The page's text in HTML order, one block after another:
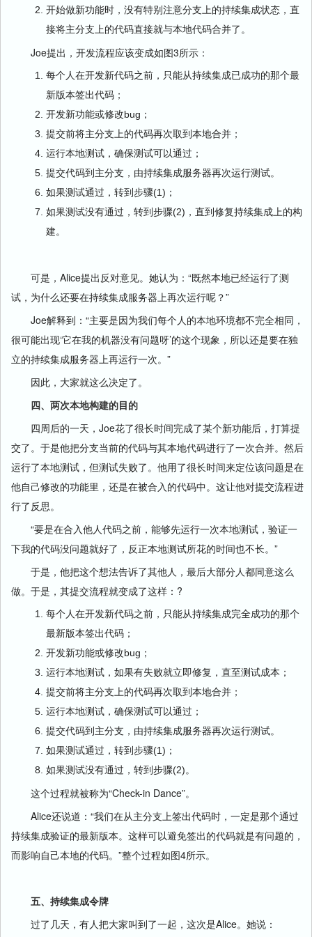
开始做新功能时，没有特别注意分支上的持续集成状态，直
接将主分支上的代码直接就与本地代码合并了。
Joe提出，开发流程应该变成如图3所示：
每个人在开发新代码之前，只能从持续集成已成功的那个最
新版本签出代码；
开发新功能或修改bug；
提交前将主分支上的代码再次取到本地合并；
运行本地测试，确保测试可以通过；
提交代码到主分支，由持续集成服务器再次运行测试。
如果测试通过，转到步骤(1)；
如果测试没有通过，转到步骤(2)，直到修复持续集成上的构
建。
可是，Alice提出反对意见。她认为：“既然本地已经运行了测
试，为什么还要在持续集成服务器上再次运行呢？”
Joe解释到：“主要是因为我们每个人的本地环境都不完全相同，
很可能出现‘它在我的机器没有问题呀’的这个现象，所以还是要在独
立的持续集成服务器上再运行一次。”
因此，大家就这么决定了。
四、两次本地构建的目的
四周后的一天，Joe花了很长时间完成了某个新功能后，打算提
交了。于是他把分支当前的代码与其本地代码进行了一次合并。然后
运行了本地测试，但测试失败了。他用了很长时间来定位该问题是在
他自己修改的功能里，还是在被合入的代码中。这让他对提交流程进
行了反思。
“要是在合入他人代码之前，能够先运行一次本地测试，验证一
下我的代码没问题就好了，反正本地测试所花的时间也不长。”
于是，他把这个想法告诉了其他人，最后大部分人都同意这么
做。于是，其提交流程就变成了这样：?
每个人在开发新代码之前，只能从持续集成完全成功的那个
最新版本签出代码；
开发新功能或修改bug；
运行本地测试，如果有失败就立即修复，直至测试成本；
提交前将主分支上的代码再次取到本地合并；
运行本地测试，确保测试可以通过；
提交代码到主分支，由持续集成服务器再次运行测试。
如果测试通过，转到步骤(1)；
如果测试没有通过，转到步骤(2)。
这个过程就被称为“Check-in Dance”。
Alice还说道：“我们在从主分支上签出代码时，一定是那个通过
持续集成验证的最新版本。这样可以避免签出的代码就是有问题的，
而影响自己本地的代码。”整个过程如图4所示。
五、持续集成令牌
过了几天，有人把大家叫到了一起，这次是Alice。她说：